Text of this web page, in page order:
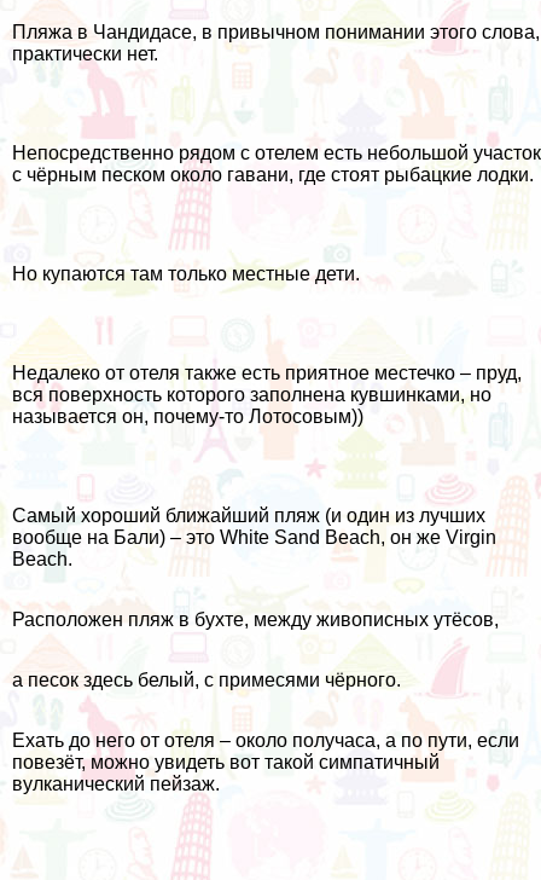
Пляжа в Чандидасе, в привычном понимании этого слова,
практически нет.
Непосредственно рядом с отелем есть небольшой участок
с чёрным песком около гавани, где стоят рыбацкие лодки.
Но купаются там только местные дети.
Недалеко от отеля также есть приятное местечко – пруд,
вся поверхность которого заполнена кувшинками, но
называется он, почему-то Лотосовым))
Самый хороший ближайший пляж (и один из лучших
вообще на Бали) – это White Sand Beach, он же Virgin
Beach.
Расположен пляж в бухте, между живописных утёсов,
а песок здесь белый, с примесями чёрного.
Ехать до него от отеля – около получаса, а по пути, если
повезёт, можно увидеть вот такой симпатичный
вулканический пейзаж.